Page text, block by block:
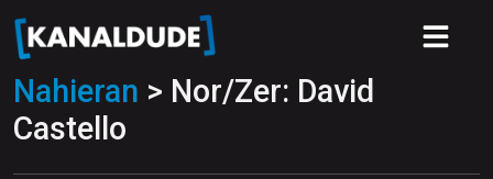
Nahieran > Nor/Zer: David
Castello